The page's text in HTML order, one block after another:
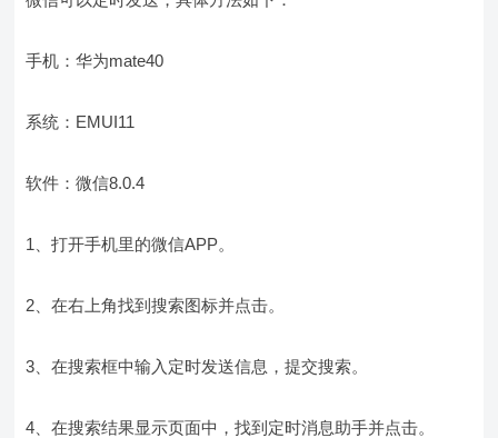
手机：华为mate40
系统：EMUI11
软件：微信8.0.4
1、打开手机里的微信APP。
2、在右上角找到搜索图标并点击。
3、在搜索框中输入定时发送信息，提交搜索。
4、在搜索结果显示页面中，找到定时消息助手并点击。